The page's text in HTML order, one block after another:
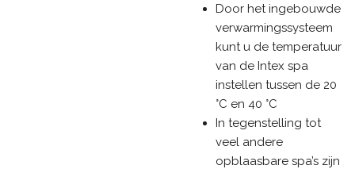
Door het ingebouwde
verwarmingssysteem
kunt u de temperatuur
van de Intex spa
instellen tussen de 20
°C en 40 °C
In tegenstelling tot
veel andere
opblaasbare spa’s zijn